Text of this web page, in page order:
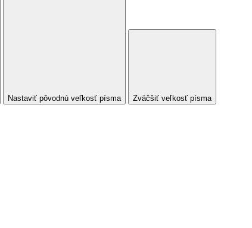
Nastaviť pôvodnú veľkosť písma Zväčšiť veľkosť písma